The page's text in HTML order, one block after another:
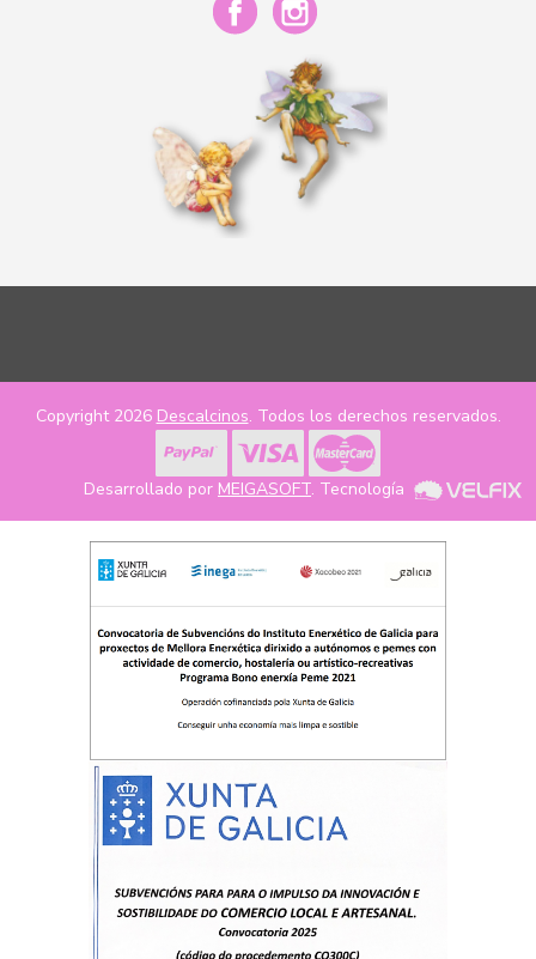
Copyright 2026 Descalcinos. Todos los derechos reservados.
Desarrollado por MEIGASOFT. Tecnología